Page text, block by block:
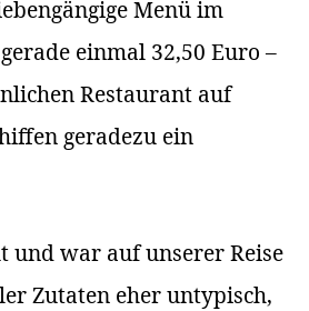
Menü im
einmal 32,50 Euro –
Restaurant auf
geradezu ein
und war auf unserer Reise
Zutaten eher untypisch,